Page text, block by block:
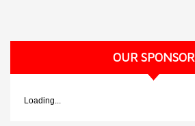
OUR SPONSOR
Loading...